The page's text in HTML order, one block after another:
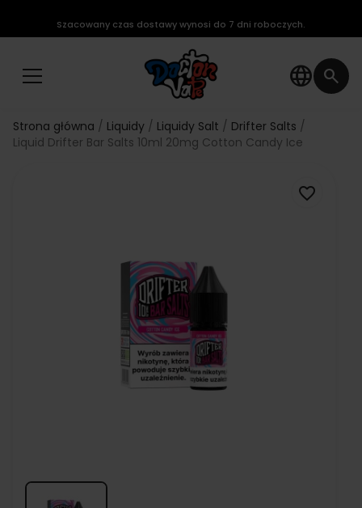
language search
Szacowany czas dostawy wynosi do 7 dni roboczych.
Strona główna Liquidy Liquidy Salt
Drifter Salts
Liquid Drifter Bar Salts 10ml 20mg Cotton Candy Ice
favorite_border